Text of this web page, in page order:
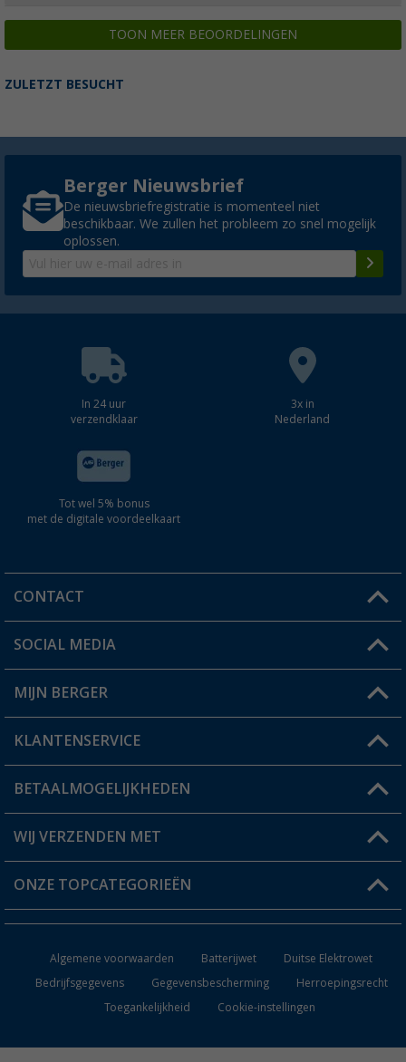
TOON MEER BEOORDELINGEN
ZULETZT BESUCHT
Berger Nieuwsbrief
De nieuwsbriefregistratie is momenteel niet
beschikbaar. We zullen het probleem zo snel mogelijk
oplossen.
In 24 uur
verzendklaar
3x in
Nederland
Tot wel 5% bonus
met de digitale voordeelkaart
CONTACT
Een vraag?
Winkel vinden
SOCIAL MEDIA
MIJN BERGER
Mijn account
Status bestelling
Verlanglijstje
KLANTENSERVICE
FAQ & Contact
Verzendinformatie
Catalogus
BETAALMOGELIJKHEDEN
WIJ VERZENDEN MET
ONZE TOPCATEGORIEËN
Keukenaccessoires
Campingmeubilair
Campingtoiletten
Algemene voorwaarden Batterijwet
Duitse Elektrowet
Bedrijfsgegevens
Gegevensbescherming
Herroepingsrecht
Toegankelijkheid
Cookie-instellingen